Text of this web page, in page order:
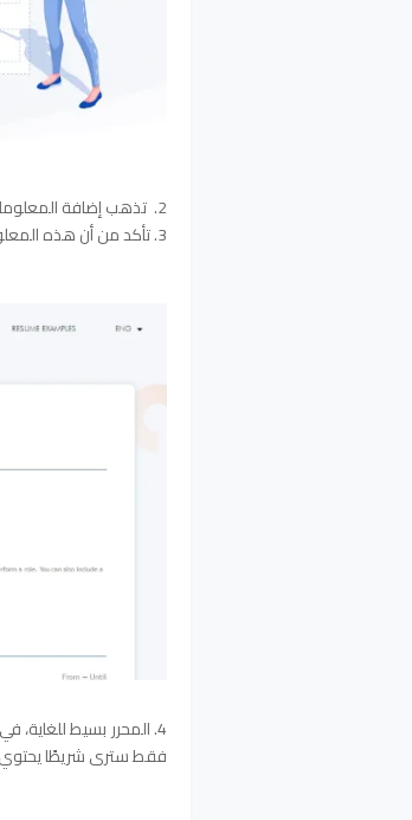
2. تذهب إضافة المعلومات الشخصية ابدأ بإضافة معلوماتك الشخصية مثل الاسم، العنوان، ورقم الهاتف.
3. تأكد من أن هذه المعلومات دقيقة ومحدثة لأنها تعكس هويتك المهنية:
4. المحرر بسيط
فقط سترى شريطًا يحتوي